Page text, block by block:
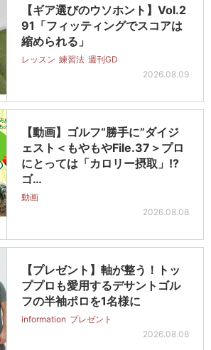
【ギア選びのウソホント】Vol.2
91「フィッティングでスコアは
縮められる」
レッスン 練習法 週刊GD
2026.08.09
【動画】ゴルフ“勝手に”ダイジ
ェスト＜もやもやFile.37＞プロ
にとっては「カロリー摂取」!?
ゴ…
動画
2026.08.08
【プレゼント】軸が整う！トッ
ププロも愛用するデサントゴル
フの半袖ポロを1名様に
information プレゼント
2026.08.08